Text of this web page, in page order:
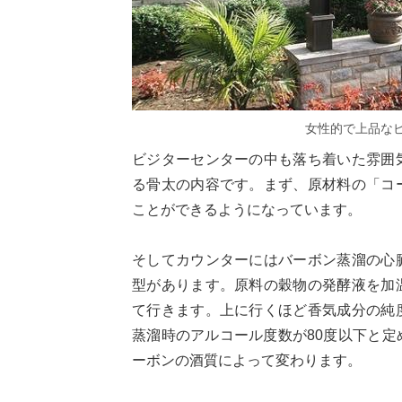
女性的で上品な
ビジターセンターの中も落ち着いた雰
る骨太の内容です。まず、原材料の「
ことができるようになっています。
そしてカウンターにはバーボン蒸溜の
型があります。原料の穀物の発酵液を
て行きます。上に行くほど香気成分の
蒸溜時のアルコール度数が80度以下と
ーボンの酒質によって変わります。